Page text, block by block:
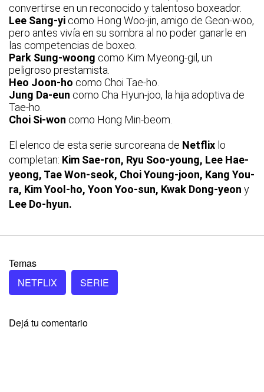
convertirse en un reconocido y talentoso boxeador.
Lee Sang-yi como Hong Woo-jin, amigo de Geon-woo,
pero antes vivía en su sombra al no poder ganarle en
las competencias de boxeo.
Park Sung-woong como Kim Myeong-gil, un
peligroso prestamista.
Heo Joon-ho como Choi Tae-ho.
Jung Da-eun como Cha Hyun-joo, la hija adoptiva de
Tae-ho.
Choi Si-won como Hong Min-beom.
El elenco de esta serie surcoreana de Netflix lo
completan: Kim Sae-ron, Ryu Soo-young, Lee Hae-
yeong, Tae Won-seok, Choi Young-joon, Kang You-
ra, Kim Yool-ho, Yoon Yoo-sun, Kwak Dong-yeon y
Lee Do-hyun.
Temas
NETFLIX
SERIE
Dejá tu comentario